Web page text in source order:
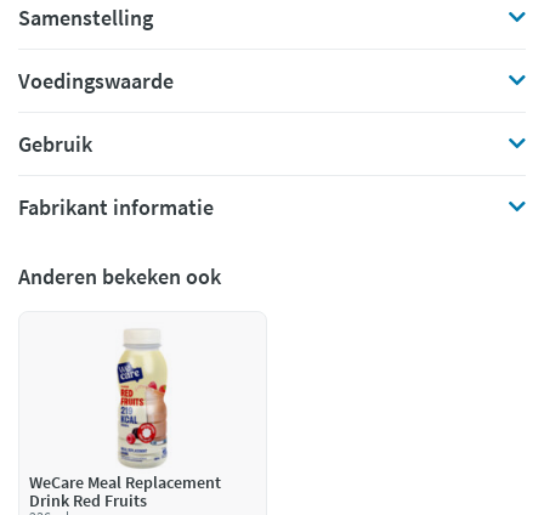
Samenstelling
Voedingswaarde
Gebruik
Fabrikant informatie
Anderen bekeken ook
WeCare Meal Replacement
Drink Red Fruits